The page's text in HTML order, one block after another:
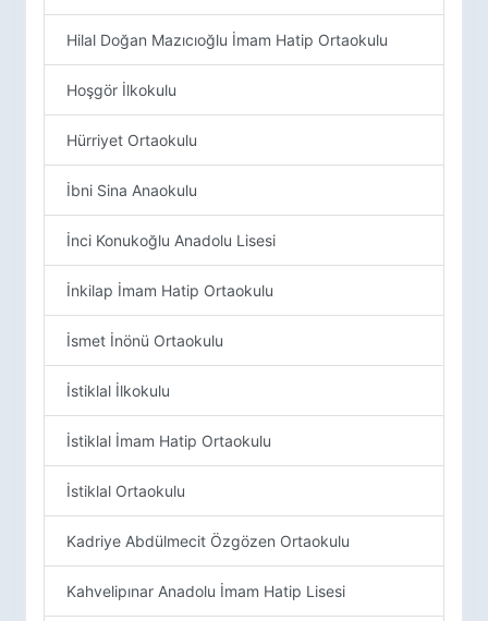
Hilal Doğan Mazıcıoğlu İmam Hatip Ortaokulu
Hoşgör İlkokulu
Hürriyet Ortaokulu
İbni Sina Anaokulu
İnci Konukoğlu Anadolu Lisesi
İnkilap İmam Hatip Ortaokulu
İsmet İnönü Ortaokulu
İstiklal İlkokulu
İstiklal İmam Hatip Ortaokulu
İstiklal Ortaokulu
Kadriye Abdülmecit Özgözen Ortaokulu
Kahvelipınar Anadolu İmam Hatip Lisesi